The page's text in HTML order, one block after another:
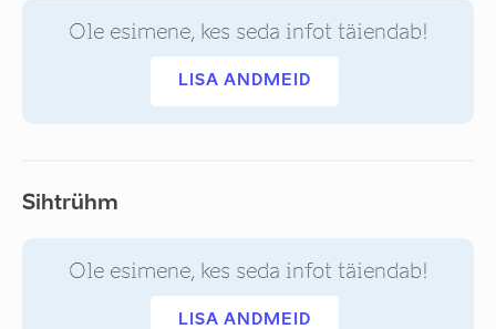
Ole esimene, kes seda infot täiendab!
LISA ANDMEID
Sihtrühm
Ole esimene, kes seda infot täiendab!
LISA ANDMEID